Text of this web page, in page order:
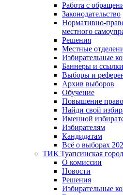
Работа с
Законодательство
Нормативно-
местного
Решения
Местные
Избирательные
Баннеры и ссылки
Выборы и
Архив выборов
Обучение
Повышение
Найди свой
Именной
Избирателям
Кандидатам
Всё о выборах
ТИК Туапсинская
О комиссии
Новости
Решения
Избирательные